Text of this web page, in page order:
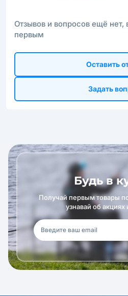
Отзывов и вопросов ещё нет,
первым
Оставить
Задать
Будь в
Получай первым товары
узнавай об акциях